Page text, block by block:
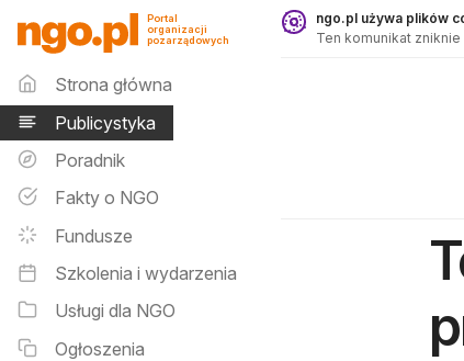
Publicystyka - ngo.pl
Portal
organizacji
pozarządowych
Menu główne
Strona główna
Publicystyka
Poradnik
Fakty o NGO
Fundusze
Szkolenia i wydarzenia
Usługi dla NGO
Ogłoszenia
ngo.pl używa plików
Ten komunikat